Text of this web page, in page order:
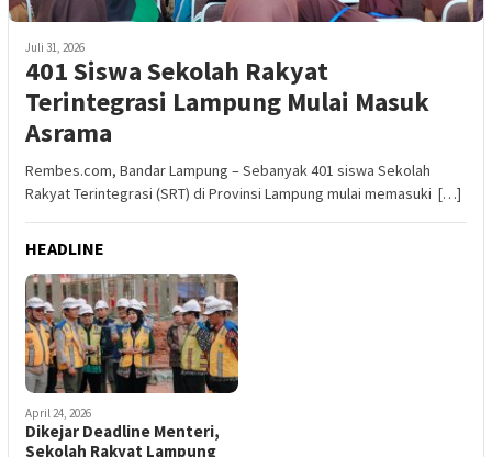
Juli 31, 2026
401 Siswa Sekolah Rakyat
Terintegrasi Lampung Mulai Masuk
Asrama
Rembes.com, Bandar Lampung – Sebanyak 401 siswa Sekolah
Rakyat Terintegrasi (SRT) di Provinsi Lampung mulai memasuki […]
HEADLINE
April 24, 2026
Dikejar Deadline Menteri,
Sekolah Rakyat Lampung